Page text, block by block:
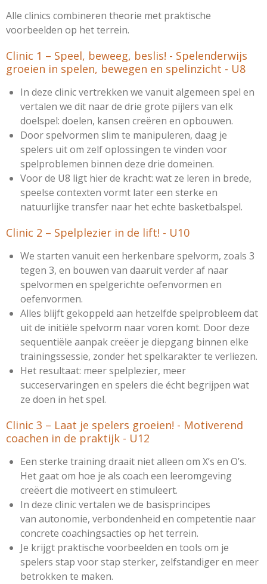
Alle clinics combineren theorie met praktische
voorbeelden op het terrein.
Clinic 1 – Speel, beweeg, beslis! - Spelenderwijs
groeien in spelen, bewegen en spelinzicht - U8
In deze clinic vertrekken we vanuit algemeen spel en
vertalen we dit naar de drie grote pijlers van elk
doelspel: doelen, kansen creëren en opbouwen.
Door spelvormen slim te manipuleren, daag je
spelers uit om zelf oplossingen te vinden voor
spelproblemen binnen deze drie domeinen.
Voor de U8 ligt hier de kracht: wat ze leren in brede,
speelse contexten vormt later een sterke en
natuurlijke transfer naar het echte basketbalspel.
Clinic 2 – Spelplezier in de lift! - U10
We starten vanuit een herkenbare spelvorm, zoals 3
tegen 3, en bouwen van daaruit verder af naar
spelvormen en spelgerichte oefenvormen en
oefenvormen.
Alles blijft gekoppeld aan hetzelfde spelprobleem dat
uit de initiële spelvorm naar voren komt. Door deze
sequentiële aanpak creëer je diepgang binnen elke
trainingssessie, zonder het spelkarakter te verliezen.
Het resultaat: meer spelplezier, meer
succeservaringen en spelers die écht begrijpen wat
ze doen in het spel.
Clinic 3 – Laat je spelers groeien! - Motiverend
coachen in de praktijk - U12
Een sterke training draait niet alleen om X’s en O’s.
Het gaat om hoe je als coach een leeromgeving
creëert die motiveert en stimuleert.
In deze clinic vertalen we de basisprincipes
van autonomie, verbondenheid en competentie naar
concrete coachingsacties op het terrein.
Je krijgt praktische voorbeelden en tools om je
spelers stap voor stap sterker, zelfstandiger en meer
betrokken te maken.